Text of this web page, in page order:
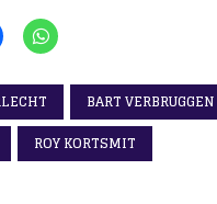
BART VERBRUGGEN
ROY KORTSMIT